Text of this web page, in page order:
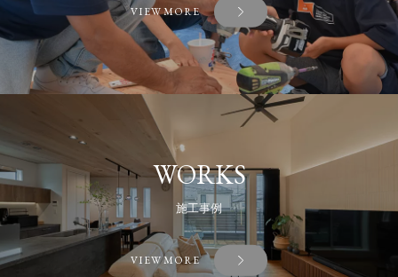
VIEW MORE
WORKS
施工事例
VIEW MORE